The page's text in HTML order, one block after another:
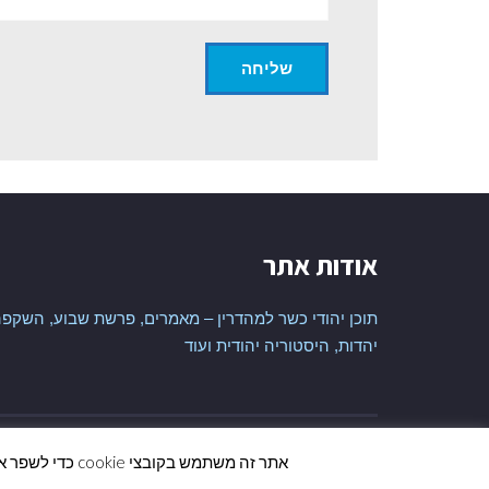
אודות אתר
תוכן יהודי כשר למהדרין – מאמרים, פרשת שבוע,
יהדות, היסטוריה יהודית ועוד
ALEFBT | קרדיט תמונותPIXABAY
אתר זה משתמש בקובצי cookie כדי לשפר את החוויה שלך. אנו מניחים שאתה בסדר עם זה, אבל אתה יכול לבטל את הצטרפותך אם אתה רוצה.